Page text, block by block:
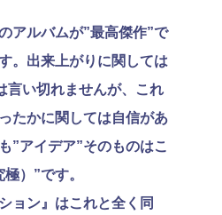
アルバムが”最高傑作”で
。出来上がりに関しては
言い切れませんが、これ
たかに関しては自信があ
”アイデア”そのものはこ
）”です。
ョン』はこれと全く同